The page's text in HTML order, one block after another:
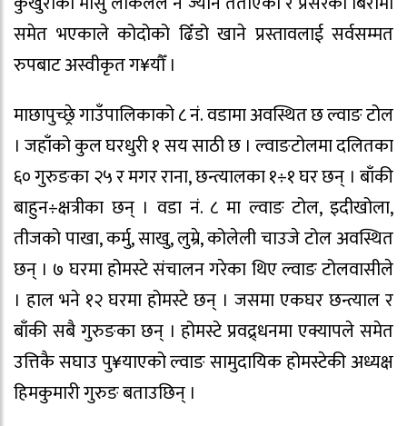
समेत भएकाले कोदोको ढिँडो खाने प्रस्तावलाई सर्वसम्मत
रुपबाट अस्वीकृत ग¥यौँ ।
माछापुच्छ्रे गाउँपालिकाको ८ नं. वडामा अवस्थित छ ल्वाङ टोल
। जहाँको कुल घरधुरी १ सय साठी छ । ल्वाङटोलमा दलितका
६० गुरुङका २५ र मगर राना, छन्त्यालका १÷१ घर छन् । बाँकी
बाहुन÷क्षत्रीका छन् । वडा नं. ८ मा ल्वाङ टोल, इदीखोला,
तीजको पाखा, कर्मु, साखु, लुम्रे, कोलेली चाउजे टोल अवस्थित
छन् । ७ घरमा होमस्टे संचालन गरेका थिए ल्वाङ टोलवासीले
। हाल भने १२ घरमा होमस्टे छन् । जसमा एकघर छन्त्याल र
बाँकी सबै गुरुङका छन् । होमस्टे प्रवद्र्धनमा एक्यापले समेत
उत्तिकै सघाउ पु¥याएको ल्वाङ सामुदायिक होमस्टेकी अध्यक्ष
हिमकुमारी गुरुङ बताउछिन् ।